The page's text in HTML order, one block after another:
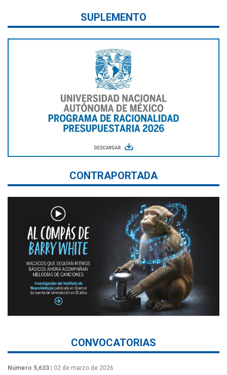
SUPLEMENTO
CONTRAPORTADA
CONVOCATORIAS
Número 5,633 | 02 de marzo de 2026